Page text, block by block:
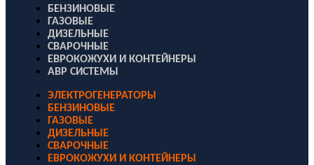
БЕНЗИНОВЫЕ
ГАЗОВЫЕ
ДИЗЕЛЬНЫЕ
СВАРОЧНЫЕ
ЕВРОКОЖУХИ И КОНТЕЙНЕРЫ
АВР СИСТЕМЫ
ЭЛЕКТРОГЕНЕРАТОРЫ
БЕНЗИНОВЫЕ
ГАЗОВЫЕ
ДИЗЕЛЬНЫЕ
СВАРОЧНЫЕ
ЕВРОКОЖУХИ И КОНТЕЙНЕРЫ